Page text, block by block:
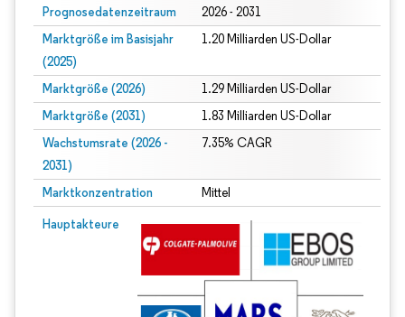
Prognosedatenzeitraum 2026 - 2031
Marktgröße im Basisjahr
(2025)
1.20 Milliarden US-Dollar
Marktgröße (2026) 1.29 Milliarden US-Dollar
Marktgröße (2031) 1.83 Milliarden US-Dollar
Wachstumsrate (2026 -
2031)
7.35% CAGR
Marktkonzentration Mittel
Hauptakteure
Bild © Mordor Intelligence. Wiederverwendung erfordert Namensnennung